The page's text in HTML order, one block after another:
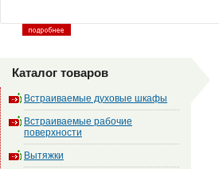
Каталог товаров
Встраиваемые духовые шкафы
Встраиваемые рабочие
поверхности
Вытяжки